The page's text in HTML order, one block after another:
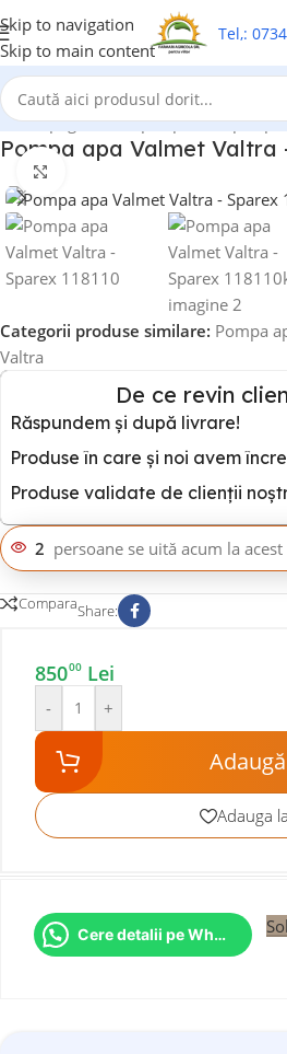
Skip to navigation
Skip to main content
Tel,:
Prima pagină/Pompa apa/Pompa
Pompa apa Valmet Valtra
Categorii produse similare: Pompa
Valtra
De ce revin
Răspundem și după livrare!
Produse în care și noi avem
Produse validate de clienții
2 persoane se uită acum la
ComparaShare:
85000 Lei
- +
Adauga
Cere detalii pe WhatsApp